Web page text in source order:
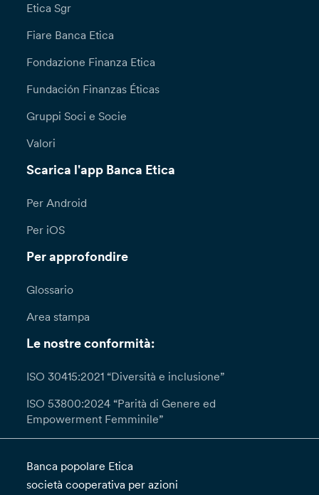
Etica Sgr
Fiare Banca Etica
Fondazione Finanza Etica
Fundación Finanzas Éticas
Gruppi Soci e Socie
Valori
Scarica l'app Banca Etica
Per Android
Per iOS
Per approfondire
Glossario
Area stampa
Le nostre conformità:
ISO 30415:2021 “Diversità e inclusione”
ISO 53800:2024 “Parità di Genere ed
Empowerment Femminile”
Banca popolare Etica
società cooperativa per azioni